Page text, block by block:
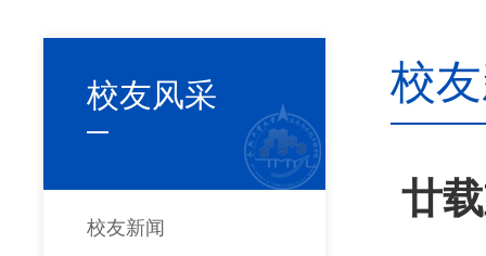
校友风采
校友新闻
校
廿